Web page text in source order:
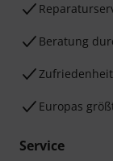
Beratung
Europas
Service